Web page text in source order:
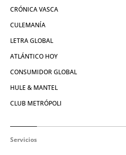
CRÓNICA VASCA
CULEMANÍA
LETRA GLOBAL
ATLÁNTICO HOY
CONSUMIDOR GLOBAL
HULE & MANTEL
CLUB METRÓPOLI
Servicios